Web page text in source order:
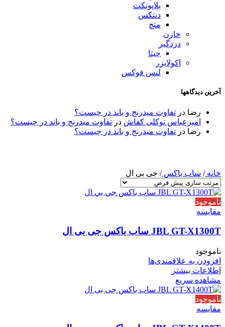
بلاپونکت
دنتکس
متچ
خازن
دزدگیر
چیتا
اکولایزر
لنس فوکس
آخرین دیدگاهها
رضا در تفاوت میدرنج و باند در چیست؟
امیرعباس توکلی کفاش در تفاوت میدرنج و باند در چیست؟
رضا در تفاوت میدرنج و باند در چیست؟
خانه/ ساب باکس/ جی بی ال
ناموجود
مقایسه
JBL GT-X1300T ساب باکس جی بی ال
ناموجود
افزودن به علاقمندی‌ها
اطلاعات بیشتر
مشاهده سریع
ناموجود
مقایسه